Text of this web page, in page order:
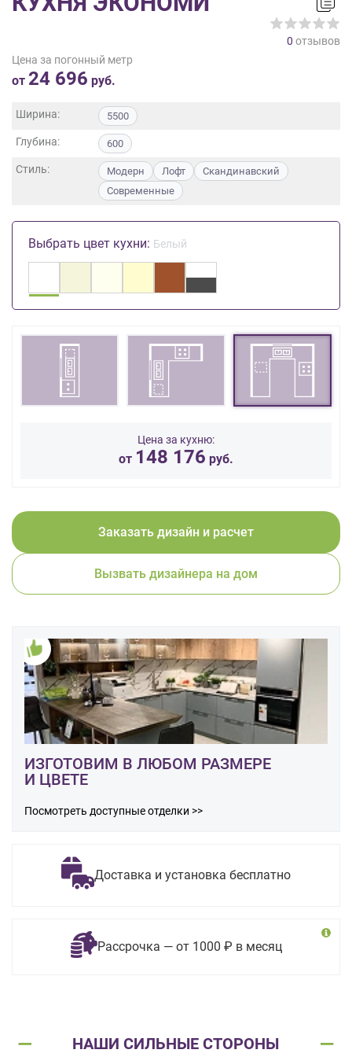
0 отзывов
Цена за погонный метр
от 24 696 руб.
Ширина: 5500
Глубина: 600
Стиль: Модерн Лофт
Скандинавский
Современные
Выбрать цвет кухни: Белый
Цена за кухню:
от 148 176 руб.
Заказать дизайн и расчет
Вызвать дизайнера на дом
ИЗГОТОВИМ В ЛЮБОМ РАЗМЕРЕ
И ЦВЕТЕ
Посмотреть доступные отделки >>
Доставка и установка бесплатно
Рассрочка — от 1000 ₽ в месяц
НАШИ СИЛЬНЫЕ СТОРОНЫ
данных ,
Согласие
обработку
данных
порядке
условиях
Политики
персональных